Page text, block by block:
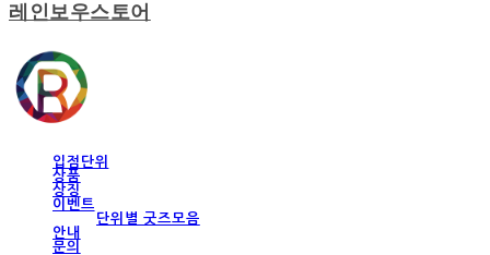
레인보우스토어
입점단위
상품
상징
이벤트
단위별 굿즈모음
안내
문의